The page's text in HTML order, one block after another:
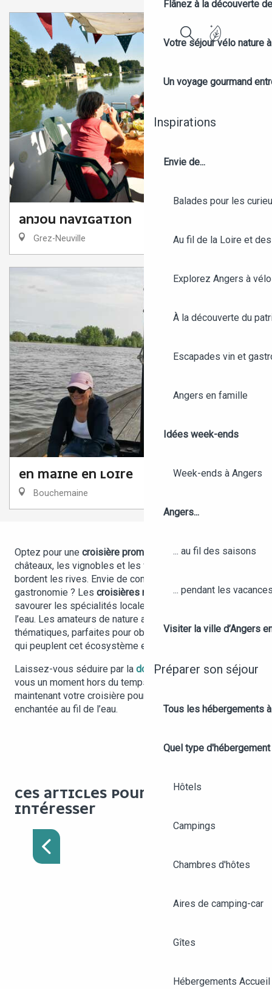
Flânez à la découverte
Votre séjour vélo nature
Un voyage gourmand
Inspirations
Envie de...
Balades pour les
Au fil de la Loire et
Explorez Angers à vélo
À la découverte du
Escapades vin et
Angers en famille
Idées week-ends
Week-ends à Angers
Angers...
... au fil des saisons
... pendant les
Visiter la ville d’Angers
Préparer son séjour
Tous les hébergements
Quel type d'hébergement
Hôtels
Campings
Chambres d'hôtes
Aires de camping-car
Gîtes
Hébergements
Recherche
ANJOU NAVIGATION
Grez-Neuville
EN MAINE EN LOIRE
Bouchemaine
Optez pour une croisière promenade
pour admirer les
châteaux, les vignobles et les villages pittoresques qui
bordent les rives. Envie de combiner découverte et
gastronomie ? Les croisières repas
vous invitent à
savourer les spécialités locales tout en glissant sur
l’eau. Les amateurs de nature apprécieront les sorties
thématiques, parfaites pour observer la faune et la flore
qui peuplent cet écosystème exceptionnel.
Laissez-vous séduire par la douceur angevineet offrez-
vous un moment hors du temps. Réservez dès
maintenant votre croisière pour une parenthèse
enchantée au fil de l’eau.
CES ARTICLES POURRAIENT VOUS
INTÉRESSER
LES ÉCLUSES À
DÉCOUVRIR PRÈS
D’ANGERS